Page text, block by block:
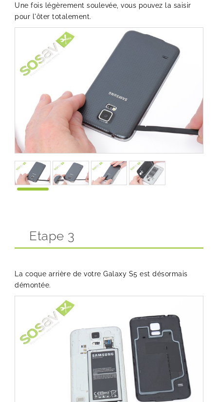
Une fois légèrement soulevée, vous pouvez la saisir
pour l'ôter totalement.
Etape 3
La coque arrière de votre Galaxy S5 est désormais
démontée.